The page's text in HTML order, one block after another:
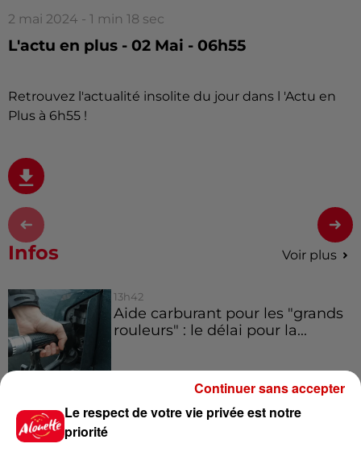
2 mai 2024 - 1 min 18 sec
L'actu en plus - 02 Mai - 06h55
Retrouvez l'actualité insolite du jour dans l 'Actu en
Plus à 6h55 !
Infos Voir plus
13h42
Aide carburant pour les "grands
rouleurs" : le délai pour la...
Royan : elle tente d’écraser son
Le respect de votre vie privée est notre
priorité
Continuer sans accepter